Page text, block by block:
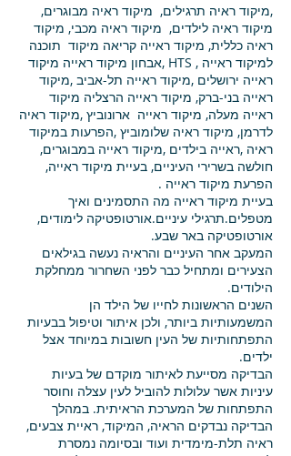
,מיקוד ראיה תרגילים, מיקוד ראיה מבוגרים,
מיקוד ראיה לילדים, מיקוד ראיה מכבי, מיקוד
ראיה כללית, מיקוד ראייה קריאה מיקוד תוכנה
למיקוד ראייה , HTS ,אבחון מיקוד ראייה מיקוד
ראייה ירושלים ,מיקוד ראייה תל-אביב ,מיקוד
ראייה בני-ברק, מיקוד ראייה הרצליה מיקוד
ראייה מעלה, מיקוד ראייה ארונוביץ ,מיקוד ראיה
לדרמן, מיקוד ראיה שלומוביץ ,הפרעות במיקוד
ראיה ,ראייה בילדים ,מיקוד ראייה במבוגרים,
חולשה בשרירי העיניים, בעיית מיקוד ראייה,
הפרעת מיקוד ראייה .
בעיית מיקוד ראייה מה התסמינים ואיך
מטפלים.תרגילי עיניים.אורטופטיקה לימודים,
אורטופטיקה באר שבע.
המעקב אחר העיניים והראיה נעשה בגילאים
הצעירים ומתחיל כבר לפני השחרור ממחלקת
הילודים.
השנים הראשונות לחייו של הילד הן
המשמעותיות ביותר, ולכן איתור וטיפול בבעיות
התפתחותיות של העין חשובות במיוחד אצל
ילדים.
הבדיקה מסייעת לאיתור מוקדם של בעיות
עיניות אשר עלולות להוביל לעין עצלה וחוסר
התפתחות של המערכת הראיתית. במהלך
הבדיקה נבדקים הראיה, המיקוד, ראיית צבעים,
ראיה תלת-מימדית ועוד ובסיומה נמסרת